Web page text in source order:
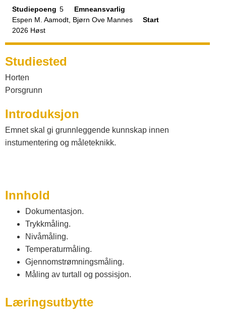
t
a
l
o
g
e
s
t
f
Studiepoeng 5
Emneansvarlig
Espen M. Aamodt, Bjørn Ove Mannes
Start
2026 Høst
Studiested
Horten
Porsgrunn
Introduksjon
Emnet skal gi grunnleggende kunnskap innen
instumentering og måleteknikk.
Innhold
Dokumentasjon.
Trykkmåling.
Nivåmåling.
Temperaturmåling.
Gjennomstrømningsmåling.
Måling av turtall og possisjon.
Læringsutbytte